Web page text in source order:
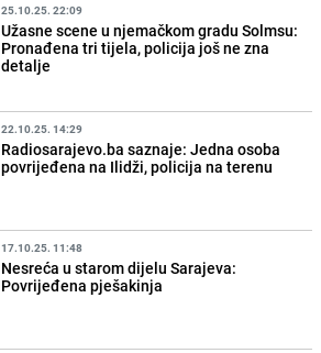
25.10.25. 22:09
Užasne scene u njemačkom gradu Solmsu:
Pronađena tri tijela, policija još ne zna
detalje
22.10.25. 14:29
Radiosarajevo.ba saznaje: Jedna osoba
povrijeđena na Ilidži, policija na terenu
17.10.25. 11:48
Nesreća u starom dijelu Sarajeva:
Povrijeđena pješakinja